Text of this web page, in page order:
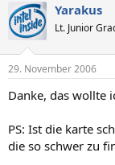
Yarakus
Lt. Junior
29. November 2006
Danke, das wollte
PS: Ist die karte
die so schwer zu